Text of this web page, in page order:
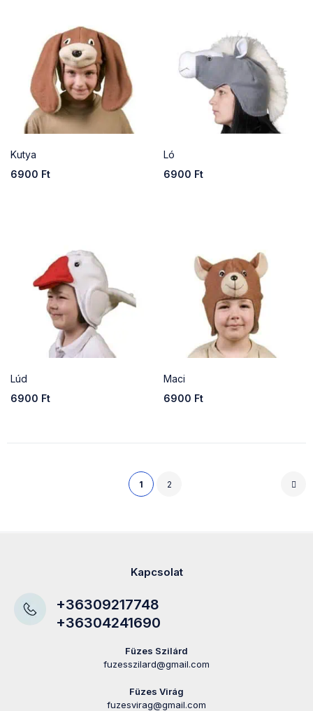
Kutya
6900 Ft
Ló
6900 Ft
Lúd
6900 Ft
Maci
6900 Ft
1 2
Kapcsolat
+36309217748
+36304241690
Füzes Szilárd
fuzesszilard@gmail.com
Füzes Virág
fuzesvirag@gmail.com